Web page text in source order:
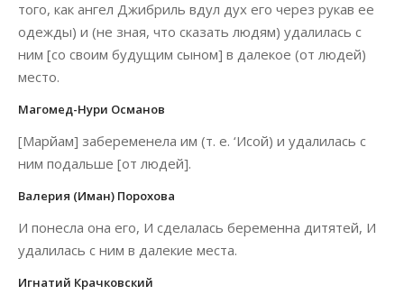
того, как ангел Джибриль вдул дух его через рукав ее
одежды) и (не зная, что сказать людям) удалилась с
ним [со своим будущим сыном] в далекое (от людей)
место.
Магомед-Нури Османов
[Марйам] забеременела им (т. е. ‘Исой) и удалилась с
ним подальше [от людей].
Валерия (Иман) Порохова
И понесла она его, И сделалась беременна дитятей, И
удалилась с ним в далекие места.
Игнатий Крачковский